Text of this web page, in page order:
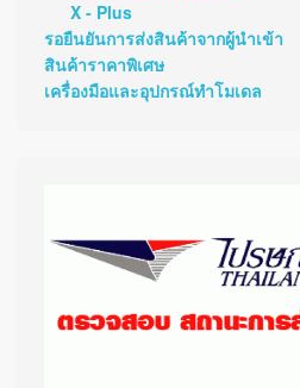
X - Plus
รอยืนยันการส่งสินค้าจากผู้นำเข้า
สินค้าราคาพิเศษ
เครื่องมือและอุปกรณ์ทำโมเดล